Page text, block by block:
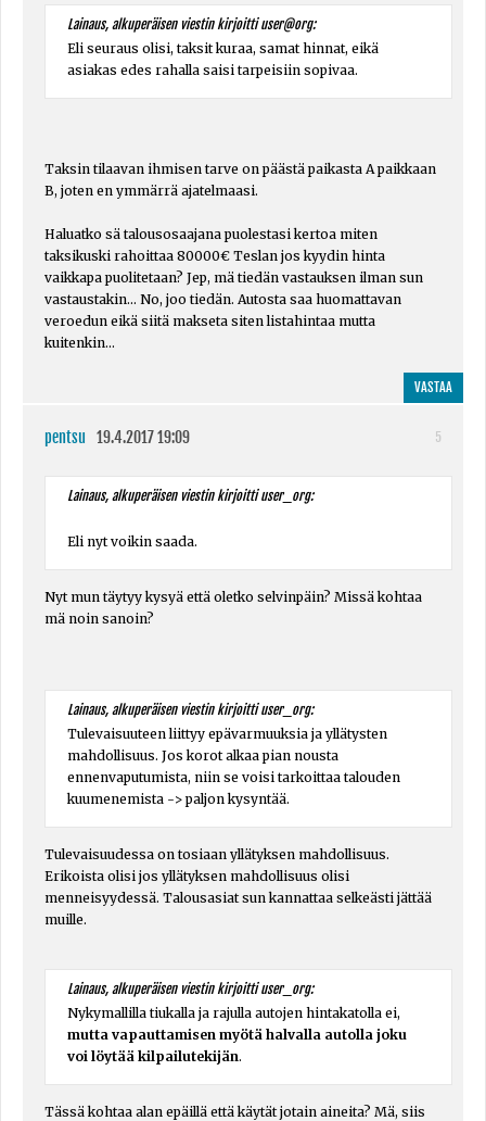
Lainaus, alkuperäisen viestin kirjoitti user@org:
Eli seuraus olisi, taksit kuraa, samat hinnat, eikä
asiakas edes rahalla saisi tarpeisiin sopivaa.
Taksin tilaavan ihmisen tarve on päästä paikasta A paikkaan
B, joten en ymmärrä ajatelmaasi.
Haluatko sä talousosaajana puolestasi kertoa miten
taksikuski rahoittaa 80000€ Teslan jos kyydin hinta
vaikkapa puolitetaan? Jep, mä tiedän vastauksen ilman sun
vastaustakin... No, joo tiedän. Autosta saa huomattavan
veroedun eikä siitä makseta siten listahintaa mutta
kuitenkin...
VASTAA
pentsu 19.4.2017 19:09 5
Lainaus, alkuperäisen viestin kirjoitti user_org:
Eli nyt voikin saada.
Nyt mun täytyy kysyä että oletko selvinpäin? Missä kohtaa
mä noin sanoin?
Lainaus, alkuperäisen viestin kirjoitti user_org:
Tulevaisuuteen liittyy epävarmuuksia ja yllätysten
mahdollisuus. Jos korot alkaa pian nousta
ennenvaputumista, niin se voisi tarkoittaa talouden
kuumenemista -> paljon kysyntää.
Tulevaisuudessa on tosiaan yllätyksen mahdollisuus.
Erikoista olisi jos yllätyksen mahdollisuus olisi
menneisyydessä. Talousasiat sun kannattaa selkeästi jättää
muille.
Lainaus, alkuperäisen viestin kirjoitti user_org:
Nykymallilla tiukalla ja rajulla autojen hintakatolla ei,
mutta vapauttamisen myötä halvalla autolla joku
voi löytää kilpailutekijän.
Tässä kohtaa alan epäillä että käytät jotain aineita? Mä, siis